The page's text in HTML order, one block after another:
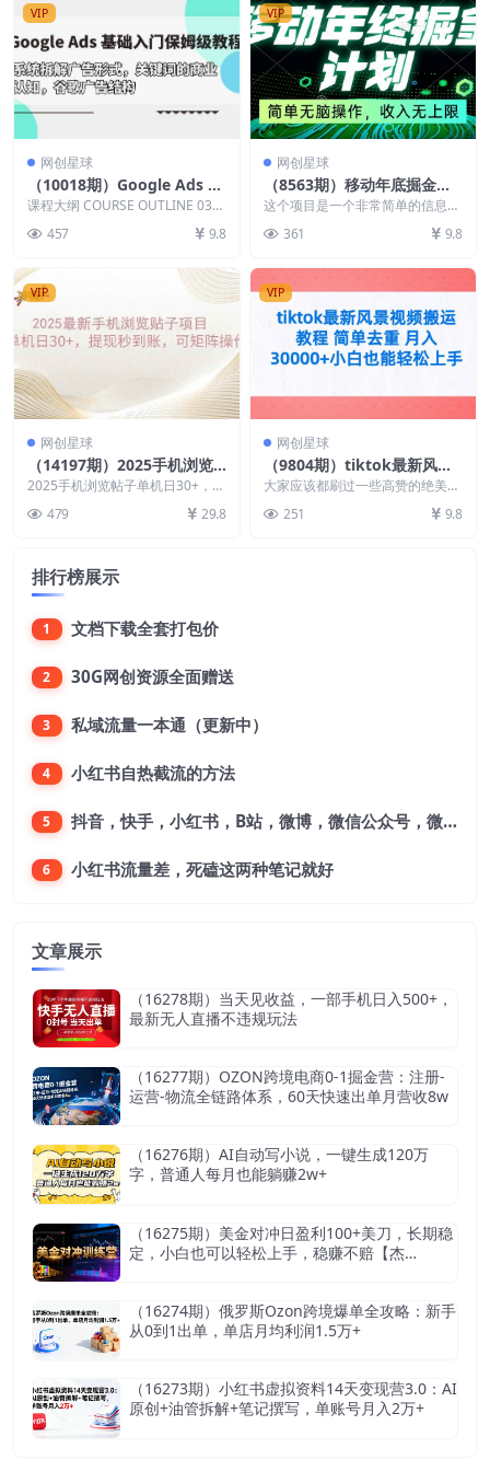
VIP
网创星球
（10018期）Google Ads 基
础入门，系统拆解广告形式/
关键词的商业认知/谷歌广告
结构
课程大纲 COURSE OUTLINE 03
457 9.8
VIP
网创星球
（8563期）移动年底掘金计
划，简单无脑操作，收入无上
限！
这个项目是一个非常简单的信息差
作。就算是信息差但是大...
361 9.8
VIP
网创星球
（14197期）2025手机浏览
帖子单机日30+，提现秒到
2025手机浏览帖子单机日30+，提
们对接的渠道开...
479 29.8
VIP
网创星球
（9804期）tiktok最新风景
视频搬运教程 简单去重 月入
大家应该都刷过一些高赞的绝美日
年轻人的喜欢他能让人...
251 9.8
排行榜展示
1 文档下载全套打包价
2 30G网创资源全面赠送
3 私域流量一本通（更新中）
4 小红书自热截流的方法
5 抖音，快手，小红书，B站，微博，微信公众号，微信视频号。每一个平台，都是不一样的机会，对应不一样的赚钱思路
6 小红书流量差，死磕这两种笔记就好
文章展示
（16278期）当天见收益，一部手机日入500+，
最新无人直播不违规玩法
（16277期）OZON跨境电商0-1掘金营：注册-
运营-物流全链路体系，60天快速出单月营收8w
（16276期）AI自动写小说，一键生成120万
字，普通人每月也能躺赚2w+
（16275期）美金对冲日盈利100+美刀，长期稳
定，小白也可以轻松上手，稳赚不赔【杰…
（16274期）俄罗斯Ozon跨境爆单全攻略：新手
从0到1出单，单店月均利润1.5万+
（16273期）小红书虚拟资料14天变现营3.0：AI
原创+油管拆解+笔记撰写，单账号月入2万+